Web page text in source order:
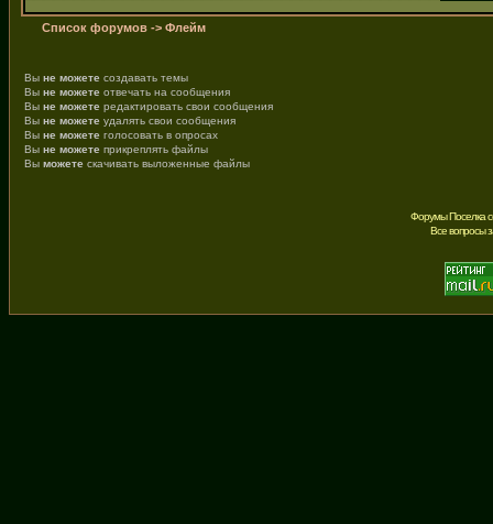
Список форумов -> Флейм
Вы не можете создавать темы
Вы не можете отвечать на сообщения
Вы не можете редактировать свои сообщения
Вы не можете удалять свои сообщения
Вы не можете голосовать в опросах
Вы не можете прикреплять файлы
Вы можете скачивать выложенные файлы
Форумы Поселка
Все вопросы